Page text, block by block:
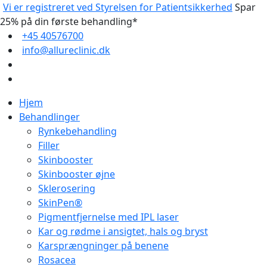
Vi er registreret ved Styrelsen for Patientsikkerhed Spar
25% på din første behandling*
+45 40576700
info@allureclinic.dk
Hjem
Behandlinger
Rynkebehandling
Filler
Skinbooster
Skinbooster øjne
Sklerosering
SkinPen®
Pigmentfjernelse med IPL laser
Kar og rødme i ansigtet, hals og bryst
Karsprængninger på benene
Rosacea